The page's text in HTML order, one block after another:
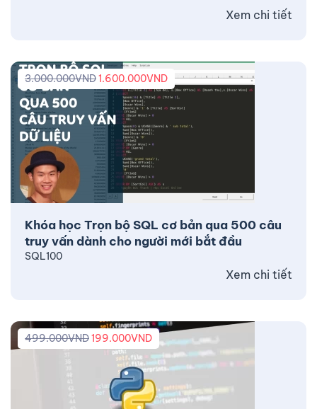
Xem chi tiết
Khóa học Trọn bộ SQL cơ bản qua 500 câu
truy vấn dành cho người mới bắt đầu
3.000.000VND1.600.000VND
SQL100
Xem chi tiết
499.000VND199.000VND